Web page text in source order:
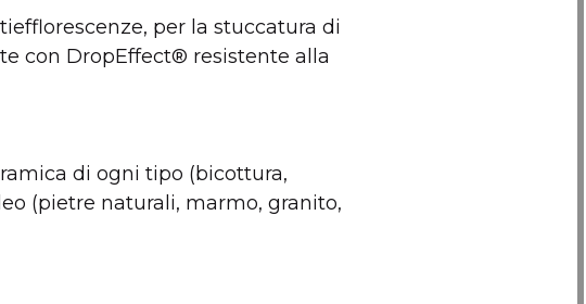
per la stuccatura di
con DropEffect® resistente alla
di ogni tipo (bicottura,
(pietre naturali, marmo, granito,